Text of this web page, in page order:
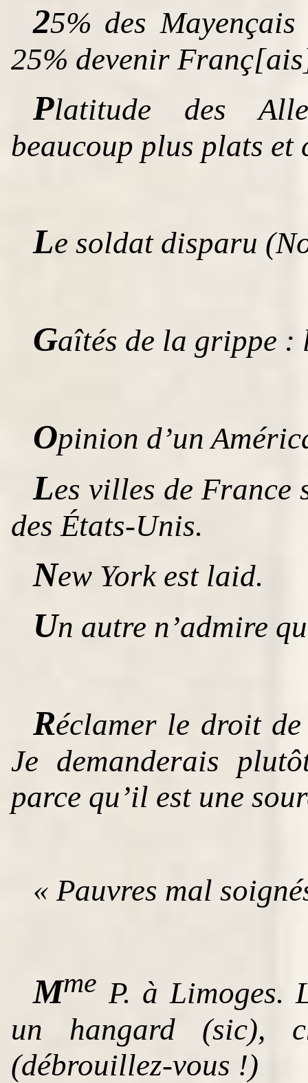
25% des
25% devenir
Platitude des
beaucoup plus plats et
Le soldat disparu
Gaîtés de la grippe :
Opinion d’un
Les villes de France
des États-Unis.
New York est laid.
Un autre n’admire
Réclamer le droit
Je demanderais
parce qu’il est une
« Pauvres mal
Mme P. à Limoges.
un hangard (sic),
(débrouillez-vous !)